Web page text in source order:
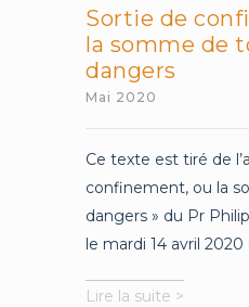
Sortie de
la somme de
dangers
Mai 2020
Ce texte est tiré de
confinement, ou la
dangers » du Pr
le mardi 14 avril 2020
Lire la suite >